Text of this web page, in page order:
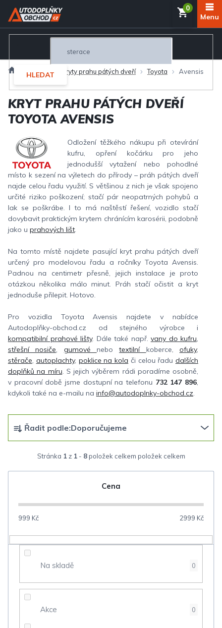
Přejít
obsah
HLEDAT
Exteriér Kryty prahu pátých dveří Toyota Avensis
KRYT PRAHU PÁTÝCH DVEŘÍ
TOYOTA AVENSIS
Odložení těžkého nákupu při otevírání
kufru, opření kočárku pro jeho
jednodušší vytažení nebo pohodlné
místo k sezení na výletech do přírody – práh pátých dveří
najde celou řadu využití. S většinou z nich je však spojeno
určité riziko poškození; stačí pár neopatrných pohybů a
lak se poškrábe. I to má naštěstí řešení, vozidlo stačí
dovybavit praktickým krytem chránícím karosérii, podobně
jako u prahových lišt.
Na tomto místě najdete pasující kryt prahu pátých dveří
určený pro modelovou řadu a ročníky Toyota Avensis.
Padnou na centimetr přesně, jejich instalace je proto
otázkou několika málo minut. Práh stačí očistit a kryt
jednoduše přilepit. Hotovo.
Pro vozidla Toyota Avensis najdete v nabídce
Autodoplňky-obchod.cz od stejného výrobce i
kompatibilní prahové lišty. Dále také např. vany do kufru,
střešní nosiče, gumovénebotextilní koberce,ofuky,
stěrače, autoplachty, poklice na kola či celou řadu dalších
doplňků na míru. S jejich výběrem rádi poradíme osobně,
v pracovní době jsme dostupní na telefonu 732 147 896,
kdykoli také na e-mailu na info@autodoplnky-obchod.cz.
Stránka 1z 1- 8položek celkem
a
e
o
Řadit podle:Doporučujeme
Cena
999 Kč 2999 Kč
Na skladě 0
Akce 0